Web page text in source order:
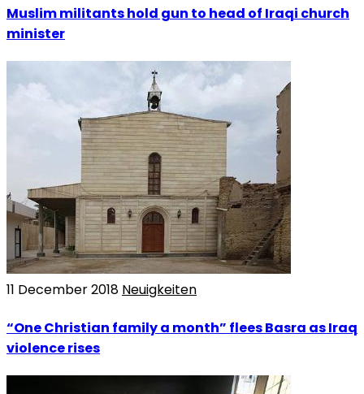
Muslim militants hold gun to head of Iraqi church
minister
11 December 2018 Neuigkeiten
“One Christian family a month” flees Basra as Iraq
violence rises